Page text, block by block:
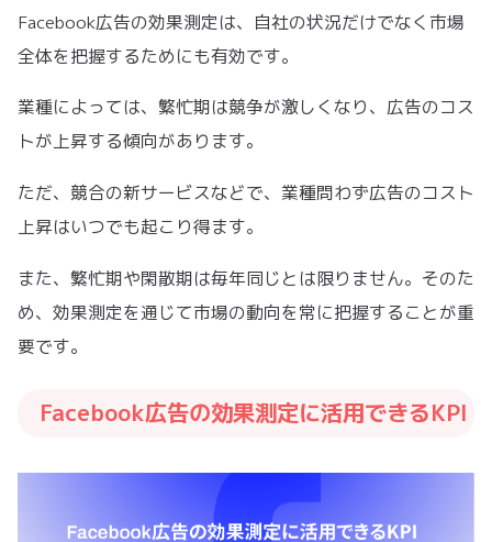
Facebook広告の効果測定は、自社の状況だけでなく市場
全体を把握するためにも有効です。
業種によっては、繁忙期は競争が激しくなり、広告のコス
トが上昇する傾向があります。
ただ、競合の新サービスなどで、業種問わず広告のコスト
上昇はいつでも起こり得ます。
また、繁忙期や閑散期は毎年同じとは限りません。そのた
め、効果測定を通じて市場の動向を常に把握することが重
要です。
Facebook広告の効果測定に活用できるKPI